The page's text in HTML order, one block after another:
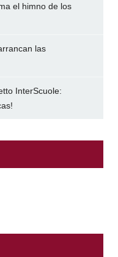
el himno de los
las
InterScuole: